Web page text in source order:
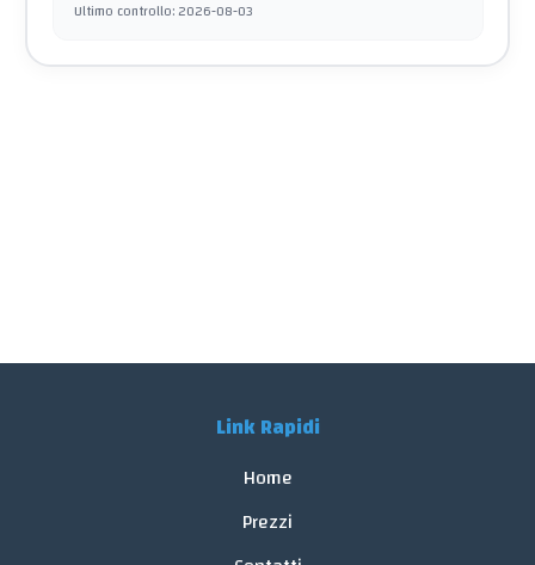
Ultimo controllo:2026-08-03
Link Rapidi
Home
Prezzi